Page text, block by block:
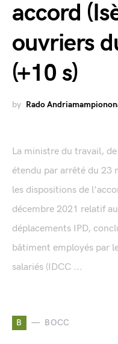
accord
ouvriers
(+10 s)
by Rado
La ministre du travail,
étendu par arrêté du 23
les dispositions de
décembre 2021 relatif
déplacements IPD,
bâtiment employés par
salariés (IDCC ...
B BOCC